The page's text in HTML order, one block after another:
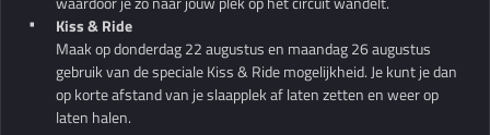
Kiss &Ride
Maak op donderdag 22 augustus en maandag 26 augustus
gebruik van de speciale Kiss & Ride mogelijkheid. Je kunt je dan
op korte afstand van je slaapplek af laten zetten en weer op
laten halen.